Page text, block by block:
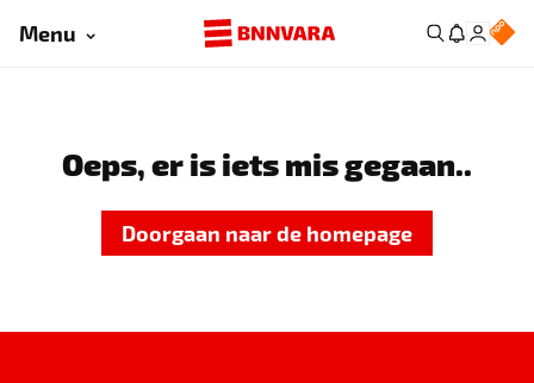
Menu
Oeps, er is iets mis gegaan..
Doorgaan naar de homepage